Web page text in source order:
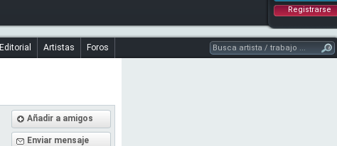
Registrarse
Editorial Artistas Foros
Añadir a amigos
Enviar mensaje